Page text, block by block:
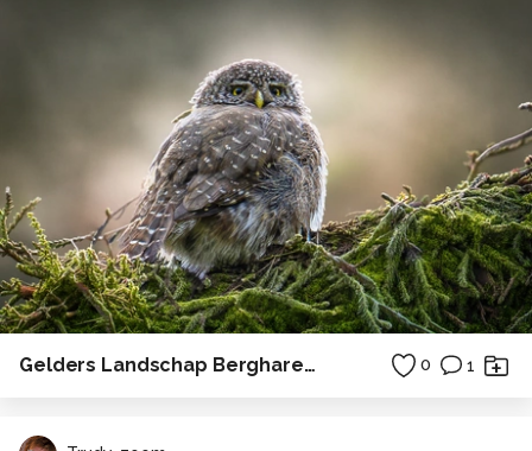
Gelders Landschap Bergharen 2 0 1